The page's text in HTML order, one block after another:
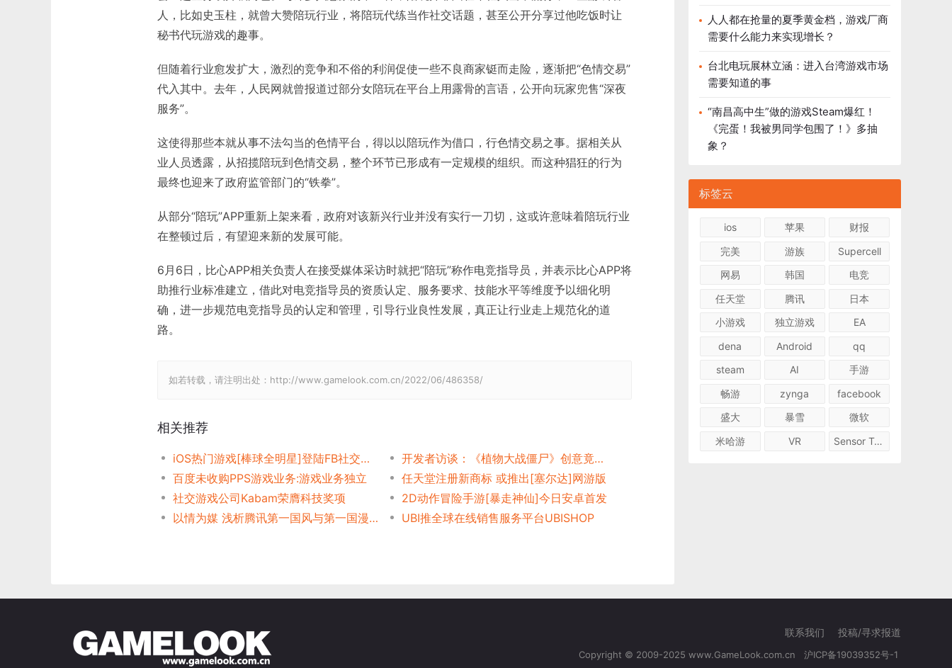
人，比如史玉柱，就曾大赞陪玩行业，将陪玩代练当作社交话题，甚至公开分享过他吃饭时让
秘书代玩游戏的趣事。
但随着行业愈发扩大，激烈的竞争和不俗的利润促使一些不良商家铤而走险，逐渐把“色情交易”
代入其中。去年，人民网就曾报道过部分女陪玩在平台上用露骨的言语，公开向玩家兜售“深夜
服务”。
这使得那些本就从事不法勾当的色情平台，得以以陪玩作为借口，行色情交易之事。据相关从
业人员透露，从招揽陪玩到色情交易，整个环节已形成有一定规模的组织。而这种猖狂的行为
最终也迎来了政府监管部门的“铁拳”。
从部分“陪玩”APP重新上架来看，政府对该新兴行业并没有实行一刀切，这或许意味着陪玩行业
在整顿过后，有望迎来新的发展可能。
6月6日，比心APP相关负责人在接受媒体采访时就把“陪玩”称作电竞指导员，并表示比心APP将
助推行业标准建立，借此对电竞指导员的资质认定、服务要求、技能水平等维度予以细化明
确，进一步规范电竞指导员的认定和管理，引导行业良性发展，真正让行业走上规范化的道
路。
如若转载，请注明出处：http://www.gamelook.com.cn/2022/06/486358/
相关推荐
iOS热门游戏[棒球全明星]登陆FB社交平台
开发者访谈：《植物大战僵尸》创意竟来自WAR3
百度未收购PPS游戏业务:游戏业务独立
任天堂注册新商标 或推出[塞尔达]网游版
社交游戏公司Kabam荣膺科技奖项
2D动作冒险手游[暴走神仙]今日安卓首发
以情为媒 浅析腾讯第一国风与第一国漫IP跨界合作新模式
UBI推全球在线销售服务平台UBISHOP
人人都在抢量的夏季黄金档，游戏厂商
需要什么能力来实现增长？
台北电玩展林立涵：进入台湾游戏市场
需要知道的事
“南昌高中生”做的游戏Steam爆红！
《完蛋！我被男同学包围了！》多抽
象？
标签云
ios 苹果
财报
完美
游族
Supercell
网易
韩国
电竞
任天堂
腾讯
日本
小游戏
独立游戏
EA
dena
Android
qq
steam
AI
手游
畅游
zynga
facebook
盛大
暴雪
微软
米哈游
VR Sensor Tower
联系我们 投稿/寻求报道
Copyright © 2009-2025 www.GameLook.com.cn 沪ICP备19039352号-1